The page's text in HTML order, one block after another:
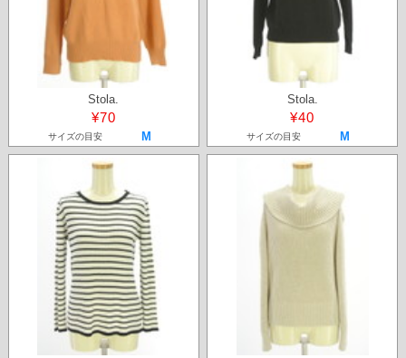
Stola.
¥70
サイズの目安 M
Stola.
¥40
サイズの目安 M